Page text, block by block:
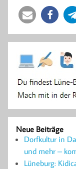
Neue Beiträge
Dorfkultur in
und mehr –
Lüneburg: